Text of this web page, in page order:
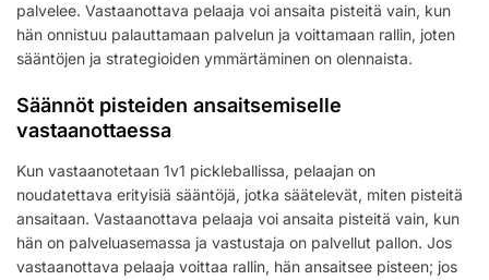
palvelee. Vastaanottava pelaaja voi ansaita pisteitä vain, kun
hän onnistuu palauttamaan palvelun ja voittamaan rallin, joten
sääntöjen ja strategioiden ymmärtäminen on olennaista.
Säännöt pisteiden ansaitsemiselle
vastaanottaessa
Kun vastaanotetaan 1v1 pickleballissa, pelaajan on
noudatettava erityisiä sääntöjä, jotka säätelevät, miten pisteitä
ansaitaan. Vastaanottava pelaaja voi ansaita pisteitä vain, kun
hän on palveluasemassa ja vastustaja on palvellut pallon. Jos
vastaanottava pelaaja voittaa rallin, hän ansaitsee pisteen; jos